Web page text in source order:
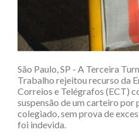
São Paulo, SP - A Terceira
Trabalho rejeitou recurso da
Correios e Telégrafos (ECT)
suspensão de um carteiro por
colegiado, sem prova de
foi indevida.